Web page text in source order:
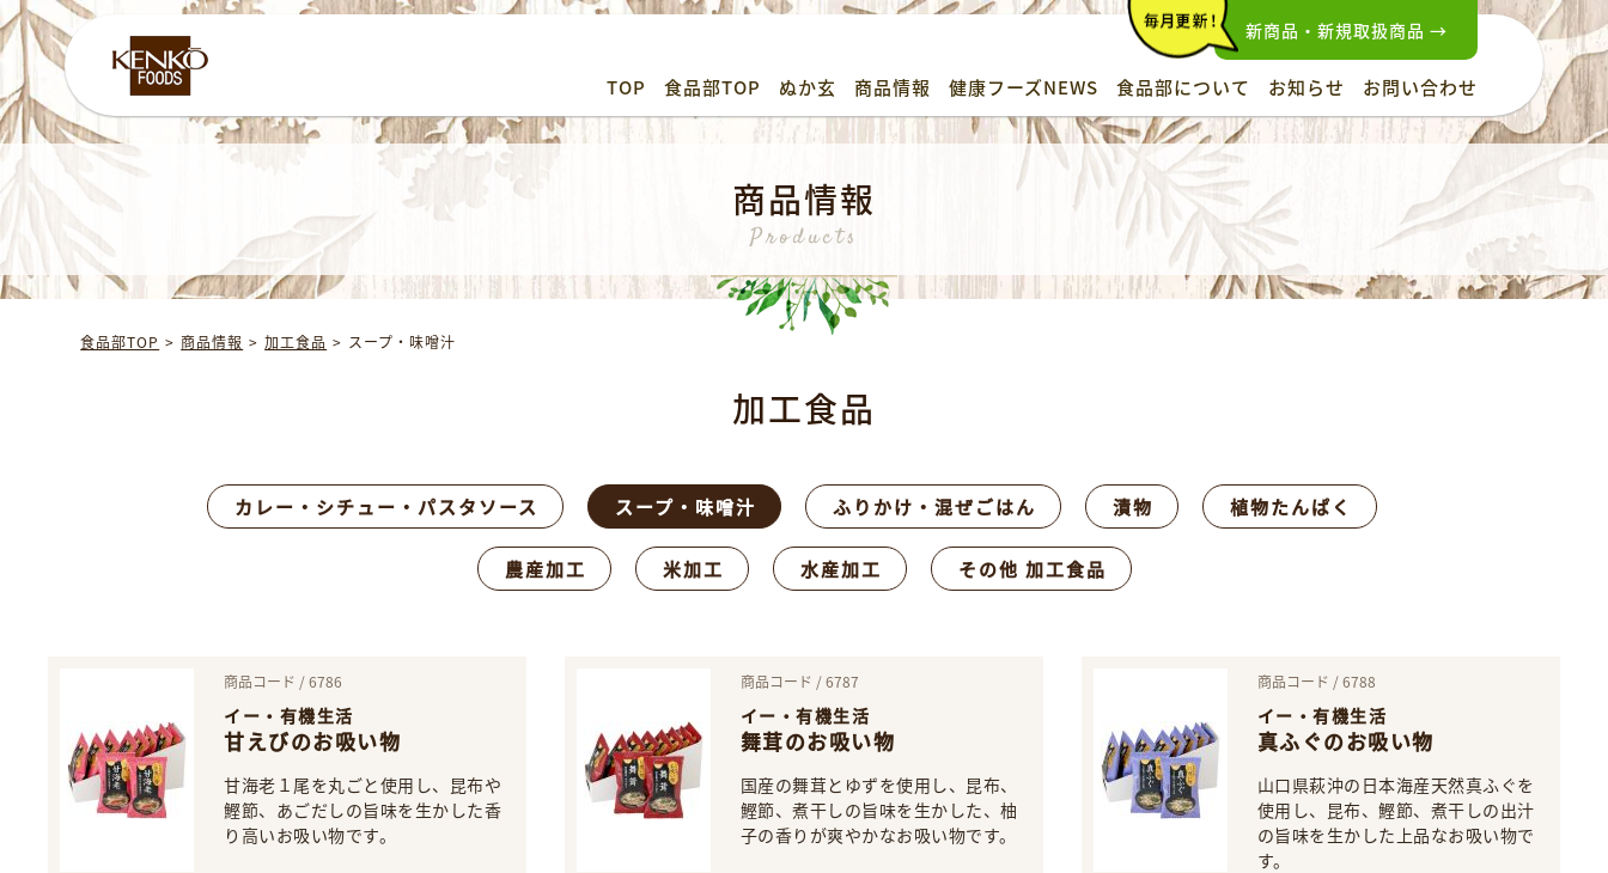
TOP 食品部TOP ぬか玄 商品情報 健康フーズNEWS 食品部について お知らせ お問い合わせ
新商品・新規取扱商品 →
商品情報
Products
食品部TOP 商品情報 加工食品 スープ・味噌汁
加工食品
カレー・シチュー・パスタソース スープ・味噌汁 ふりかけ・混ぜごはん 漬物 植物たんぱく
農産加工 米加工 水産加工 その他 加工食品
商品コード / 6786
イー・有機生活
甘えびのお吸い物
甘海老１尾を丸ごと使用し、昆布や
鰹節、あごだしの旨味を生かした香
り高いお吸い物です。
商品コード / 6787
イー・有機生活
舞茸のお吸い物
国産の舞茸とゆずを使用し、昆布、
鰹節、煮干しの旨味を生かした、柚
子の香りが爽やかなお吸い物です。
商品コード / 6788
イー・有機生活
真ふぐのお吸い物
山口県萩沖の日本海産天然真ふぐを
使用し、昆布、鰹節、煮干しの出汁
の旨味を生かした上品なお吸い物で
す。